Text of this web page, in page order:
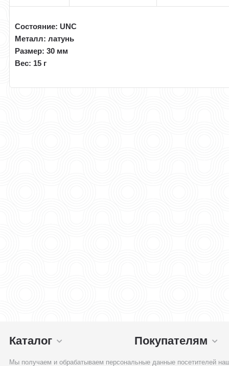
Состояние: UNC
Металл: латунь
Размер: 30 мм
Вес: 15 г
Каталог Покупателям
Мы получаем и обрабатываем персональные данные посетителей